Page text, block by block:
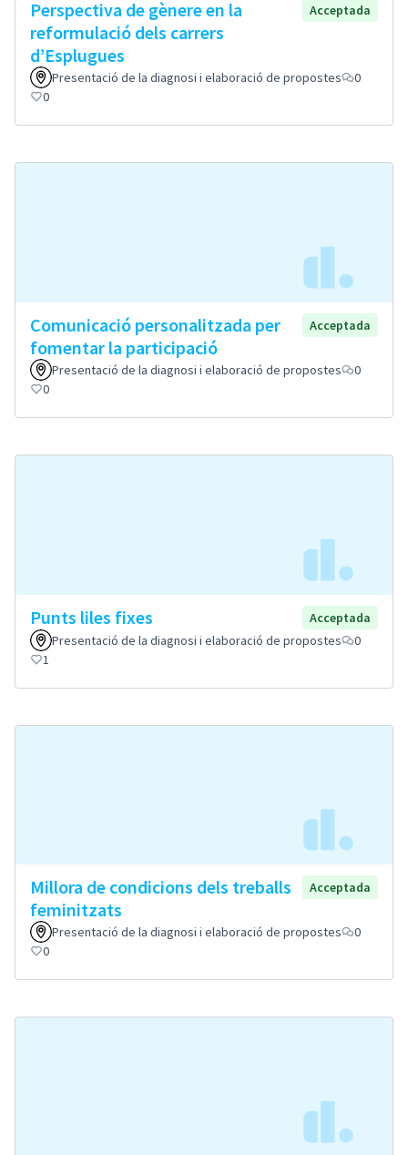
Perspectiva de gènere en la
reformulació dels carrers
d’Esplugues
Acceptada
Presentació de la diagnosi i elaboració de propostes
0
0
Comunicació personalitzada per
fomentar la participació
Acceptada
Presentació de la diagnosi i elaboració de propostes
0
0
Punts liles fixes
Acceptada
Presentació de la diagnosi i elaboració de propostes
0
1
Millora de condicions dels treballs
feminitzats
Acceptada
Presentació de la diagnosi i elaboració de propostes
0
0